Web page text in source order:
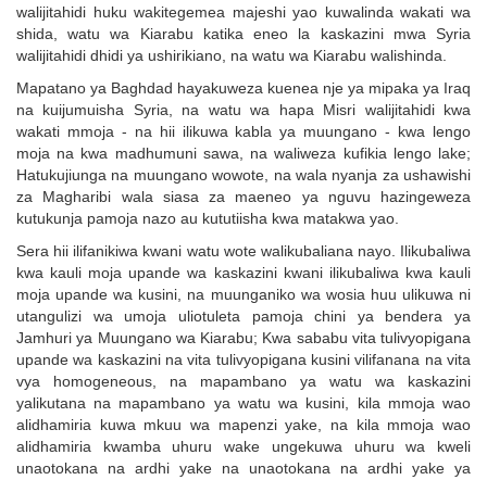
walijitahidi huku wakitegemea majeshi yao kuwalinda wakati wa
shida, watu wa Kiarabu katika eneo la kaskazini mwa Syria
walijitahidi dhidi ya ushirikiano, na watu wa Kiarabu walishinda.
Mapatano ya Baghdad hayakuweza kuenea nje ya mipaka ya Iraq
na kuijumuisha Syria, na watu wa hapa Misri walijitahidi kwa
wakati mmoja - na hii ilikuwa kabla ya muungano - kwa lengo
moja na kwa madhumuni sawa, na waliweza kufikia lengo lake;
Hatukujiunga na muungano wowote, na wala nyanja za ushawishi
za Magharibi wala siasa za maeneo ya nguvu hazingeweza
kutukunja pamoja nazo au kututiisha kwa matakwa yao.
Sera hii ilifanikiwa kwani watu wote walikubaliana nayo. Ilikubaliwa
kwa kauli moja upande wa kaskazini kwani ilikubaliwa kwa kauli
moja upande wa kusini, na muunganiko wa wosia huu ulikuwa ni
utangulizi wa umoja uliotuleta pamoja chini ya bendera ya
Jamhuri ya Muungano wa Kiarabu; Kwa sababu vita tulivyopigana
upande wa kaskazini na vita tulivyopigana kusini vilifanana na vita
vya homogeneous, na mapambano ya watu wa kaskazini
yalikutana na mapambano ya watu wa kusini, kila mmoja wao
alidhamiria kuwa mkuu wa mapenzi yake, na kila mmoja wao
alidhamiria kwamba uhuru wake ungekuwa uhuru wa kweli
unaotokana na ardhi yake na unaotokana na ardhi yake ya